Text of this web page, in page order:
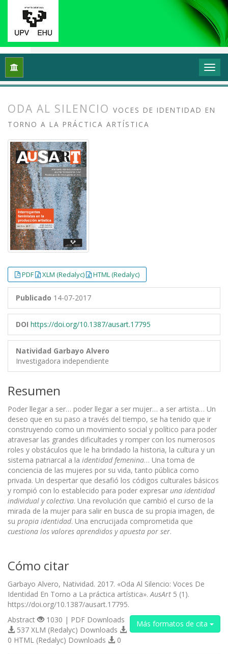
Inicio Vol. 5 Núm. 1 (2017): Interrogantes
ODA AL SILENCIO VOCES DE IDENTIDAD EN
TORNO A LA PRÁCTICA ARTÍSTICA
PDF XLM (Redalyc) HTML (Redalyc)
Publicado 14-07-2017
DOI https://doi.org/10.1387/ausart.17795
Natividad Garbayo Alvero
Investigadora independiente
Resumen
Poder llegar a ser… poder llegar a ser mujer… a ser artista… Un
deseo que en su paso a través del tiempo, se ha tenido que ir
construyendo como un movimiento social y político para poder
atravesar las grandes dificultades y romper con los numerosos
roles y obstáculos que le ha brindado la historia, la cultura y un
sistema patriarcal a la identidad femenina… Una toma de
conciencia de las mujeres por su vida, tanto pública como
privada. Un despertar que desafió los códigos culturales básicos
y rompió con lo establecido para poder expresar una identidad
individual y colectiva. Una revolución que cambió el curso de la
mirada de la mujer para salir en busca de su propia imagen, de
su propia identidad. Una encrucijada comprometida que
cuestiona los valores aprendidos y apuesta por ser.
Cómo citar
Garbayo Alvero, Natividad. 2017. «Oda Al Silencio: Voces De
Identidad En Torno a La práctica artística». AusArt 5 (1).
https://doi.org/10.1387/ausart.17795.
Más formatos de cita
Abstract
1030 | PDF Downloads
537 XLM (Redalyc) Downloads
0 HTML (Redalyc) Downloads
0